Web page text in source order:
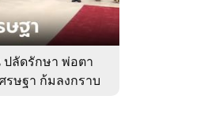
ลัดรักษา พ่อตา
รษฐา ก้มลงกราบ